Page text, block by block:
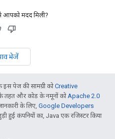
आपको मदद मिली?
भेजें
पेज की सामग्री कोCreative
तहत और कोड के नमूनों कोApache 2.0
के लिए, Google Developers
कंपनियों का, Java एक रजिस्टर किया